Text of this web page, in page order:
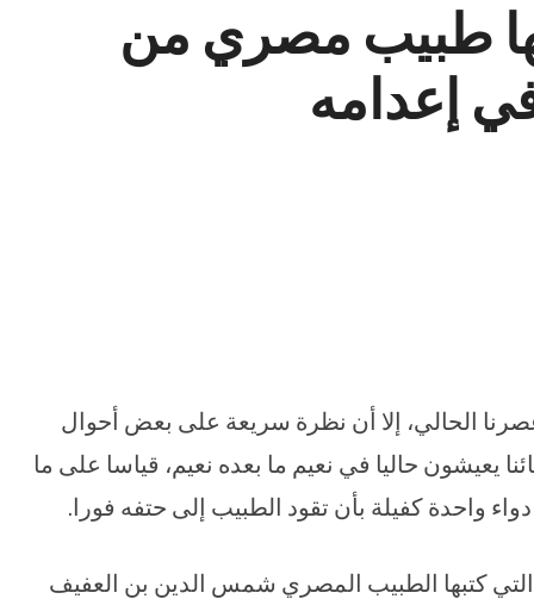
طبيب مصري من
الحالي، إلا أن نظرة سريعة على بعض أحوال
حاليا في نعيم ما بعده نعيم، قياسا على ما
واحدة كفيلة بأن تقود الطبيب إلى حتفه فورا.
التي كتبها الطبيب المصري شمس الدين بن العفيف